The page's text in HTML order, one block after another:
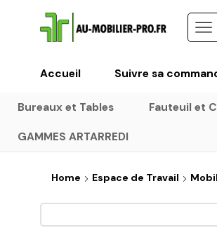
Accueil Suivre sa
Bureaux et Tables Fauteuil et
GAMMES ARTARREDI
Home Espace de Travail